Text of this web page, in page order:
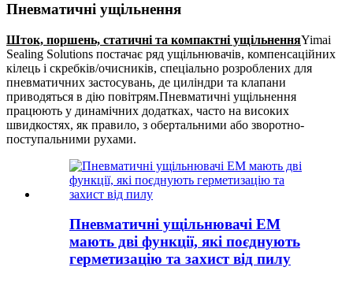
Пневматичні ущільнення
Шток, поршень, статичні та компактні ущільненняYimai
Sealing Solutions постачає ряд ущільнювачів, компенсаційних
кілець і скребків/очисників, спеціально розроблених для
пневматичних застосувань, де циліндри та клапани
приводяться в дію повітрям.Пневматичні ущільнення
працюють у динамічних додатках, часто на високих
швидкостях, як правило, з обертальними або зворотно-
поступальними рухами.
Пневматичні ущільнювачі EM
мають дві функції, які поєднують
герметизацію та захист від пилу